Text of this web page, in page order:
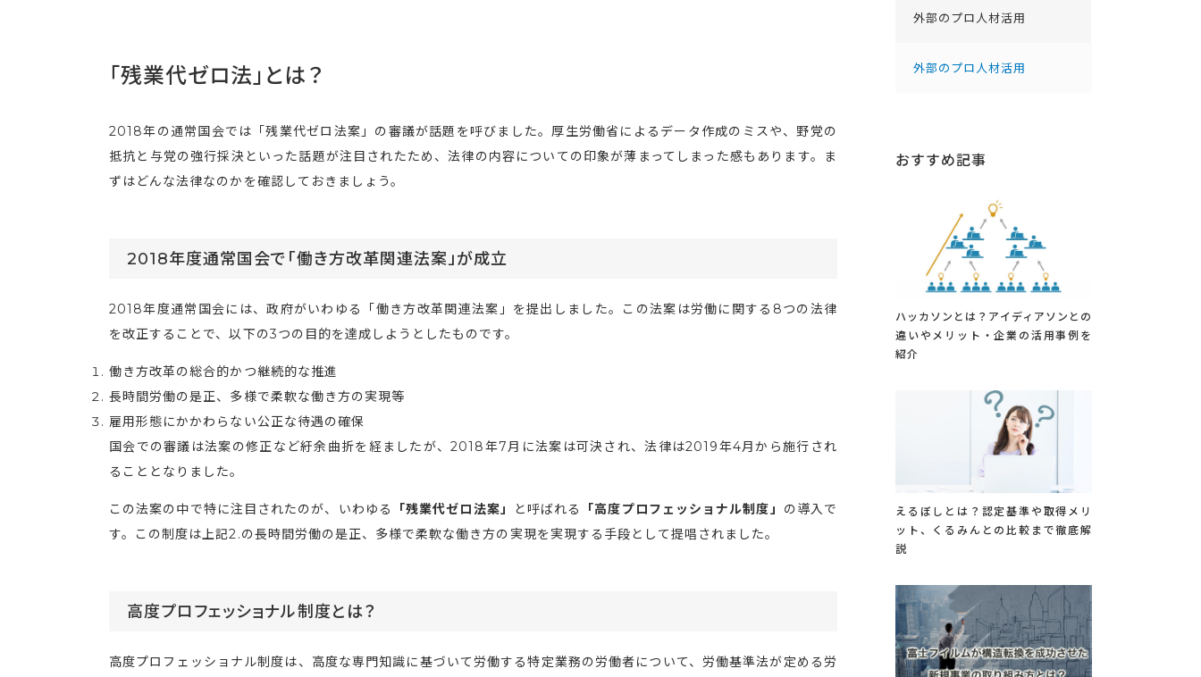
「残業代ゼロ法」とは？
2018年の通常国会では「残業代ゼロ法案」の審議が話題を呼びました。厚生労働省によるデータ作成のミスや、野党の
抵抗と与党の強行採決といった話題が注目されたため、法律の内容についての印象が薄まってしまった感もあります。ま
ずはどんな法律なのかを確認しておきましょう。
2018年度通常国会で「働き方改革関連法案」が成立
2018年度通常国会には、政府がいわゆる「働き方改革関連法案」を提出しました。この法案は労働に関する8つの法律
を改正することで、以下の3つの目的を達成しようとしたものです。
働き方改革の総合的かつ継続的な推進
長時間労働の是正、多様で柔軟な働き方の実現等
雇用形態にかかわらない公正な待遇の確保
国会での審議は法案の修正など紆余曲折を経ましたが、2018年7月に法案は可決され、法律は2019年4月から施行され
ることとなりました。
この法案の中で特に注目されたのが、いわゆる 「残業代ゼロ法案」 と呼ばれる 「高度プロフェッショナル制度」 の導入で
す。この制度は上記2.の長時間労働の是正、多様で柔軟な働き方の実現を実現する手段として提唱されました。
高度プロフェッショナル制度とは？
高度プロフェッショナル制度は、高度な専門知識に基づいて労働する特定業務の労働者について、労働基準法が定める労
外部のプロ人材活用
外部のプロ人材活用
おすすめ記事
ハッカソンとは？アイディアソンとの
違いやメリット・企業の活用事例を
紹介
えるぼしとは？認定基準や取得メリ
ット、くるみんとの比較まで徹底解
説